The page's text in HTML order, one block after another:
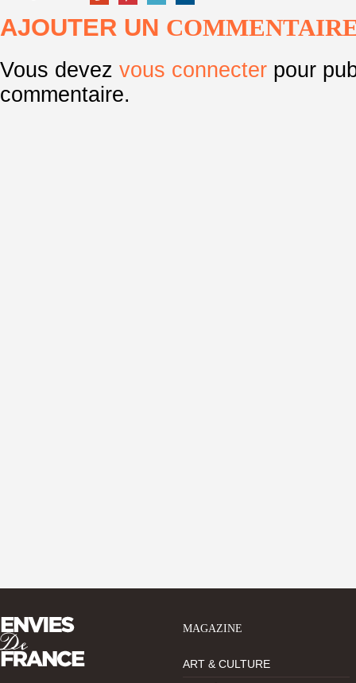
AJOUTER UN
Vous devez vous connecter pour
commentaire.
MAGAZINE
ART & CULTURE